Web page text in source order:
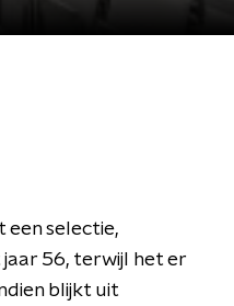
een selectie,
56, terwijl het er
blijkt uit